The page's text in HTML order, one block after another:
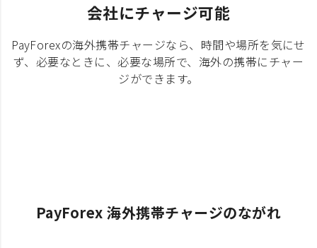
会社にチャージ可能
PayForexの海外携帯チャージなら、時間や場所を気にせ
ず、必要なときに、必要な場所で、海外の携帯にチャー
ジができます。
PayForex 海外携帯チャージのながれ